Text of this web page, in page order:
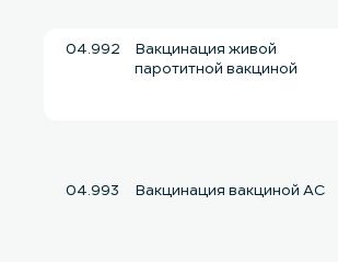
04.992
Вакцинация живой
паротитной вакциной
04.993 Вакцинация вакциной АС